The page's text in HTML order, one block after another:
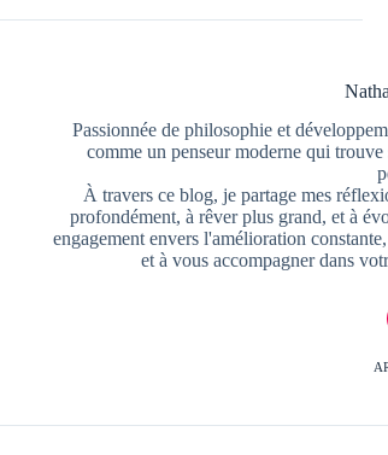
Passionnée de philosophie et
comme un penseur moderne qui trouve
À travers ce blog, je partage mes
profondément, à rêver plus grand, et à
engagement envers l'amélioration
et à vous accompagner dans